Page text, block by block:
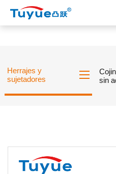
Herrajes y
sujetadores
sin